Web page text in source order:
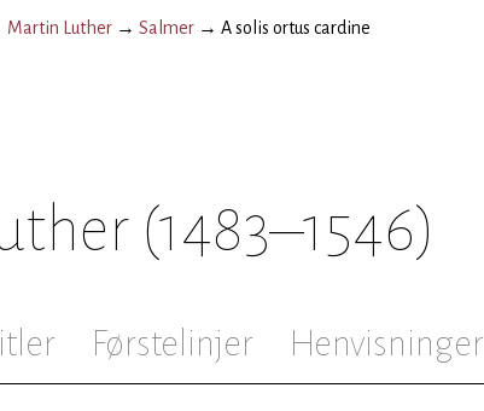
Martin Luther → Salmer → A solis ortus cardine
(1483–1546)
Førstelinjer Henvisninger